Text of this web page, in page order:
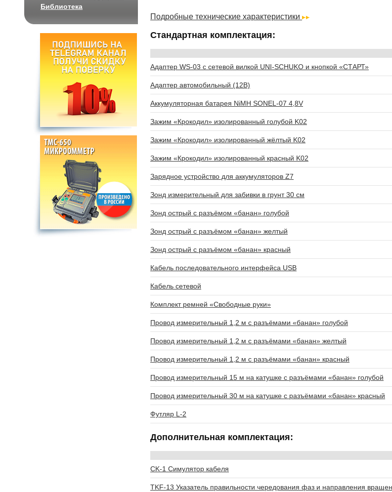
Библиотека
Подробные технические характеристики
Стандартная комплектация:
Адаптер WS-03 с сетевой вилкой UNI-SCHUKO и кнопкой «СТАРТ»
Адаптер автомобильный (12В)
Аккумуляторная батарея NiMH SONEL-07 4,8V
Зажим «Крокодил» изолированный голубой K02
Зажим «Крокодил» изолированный жёлтый K02
Зажим «Крокодил» изолированный красный K02
Зарядное устройство для аккумуляторов Z7
Зонд измерительный для забивки в грунт 30 см
Зонд острый с разъёмом «банан» голубой
Зонд острый с разъёмом «банан» желтый
Зонд острый с разъёмом «банан» красный
Кабель последовательного интерфейса USB
Кабель сетевой
Комплект ремней «Свободные руки»
Провод измерительный 1,2 м с разъёмами «банан» голубой
Провод измерительный 1,2 м с разъёмами «банан» желтый
Провод измерительный 1,2 м с разъёмами «банан» красный
Провод измерительный 15 м на катушке с разъёмами «банан» голубой
Провод измерительный 30 м на катушке с разъёмами «банан» красный
Футляр L-2
Дополнительная комплектация:
CK-1 Симулятор кабеля
TKF-13 Указатель правильности чередования фаз и направления